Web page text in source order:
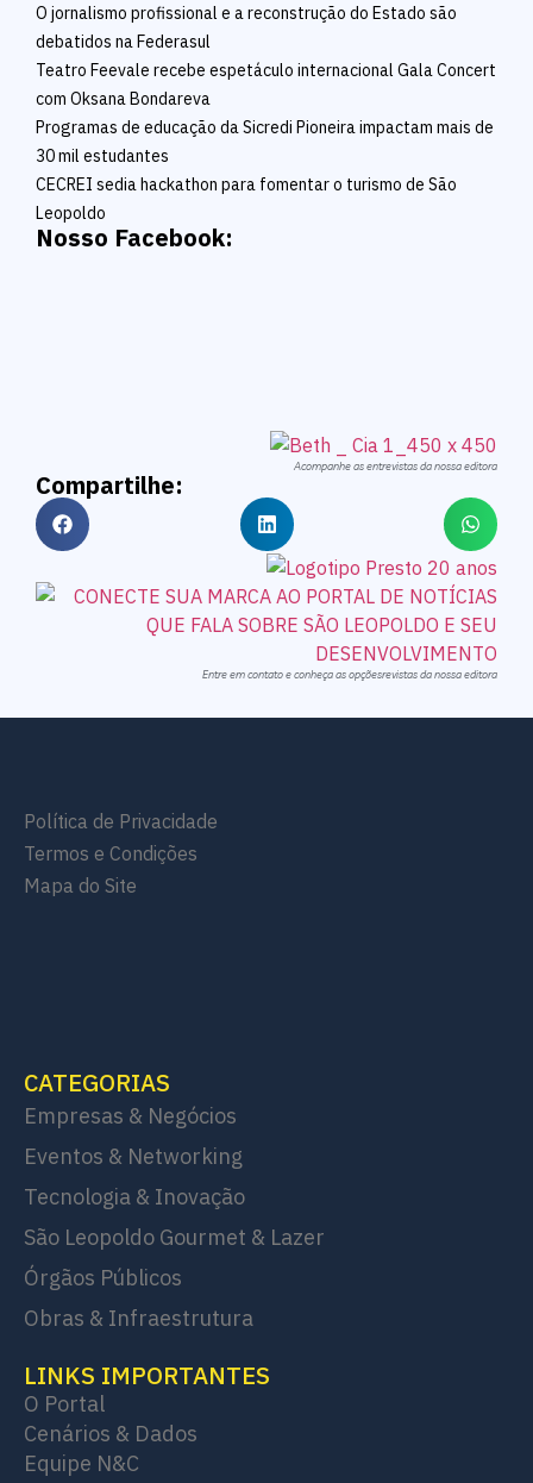
O jornalismo profissional e a reconstrução do Estado são
debatidos na Federasul
Teatro Feevale recebe espetáculo internacional Gala Concert
com Oksana Bondareva
Programas de educação da Sicredi Pioneira impactam mais de
30 mil estudantes
CECREI sedia hackathon para fomentar o turismo de São
Leopoldo
Nosso Facebook:
Acompanhe as entrevistas da nossa editora
Compartilhe:
Entre em contato e conheça as opçõesrevistas da nossa editora
Política de Privacidade
Termos e Condições
Mapa do Site
CATEGORIAS
Empresas & Negócios
Eventos & Networking
Tecnologia & Inovação
São Leopoldo Gourmet & Lazer
Órgãos Públicos
Obras & Infraestrutura
LINKS IMPORTANTES
O Portal
Cenários & Dados
Equipe N&C